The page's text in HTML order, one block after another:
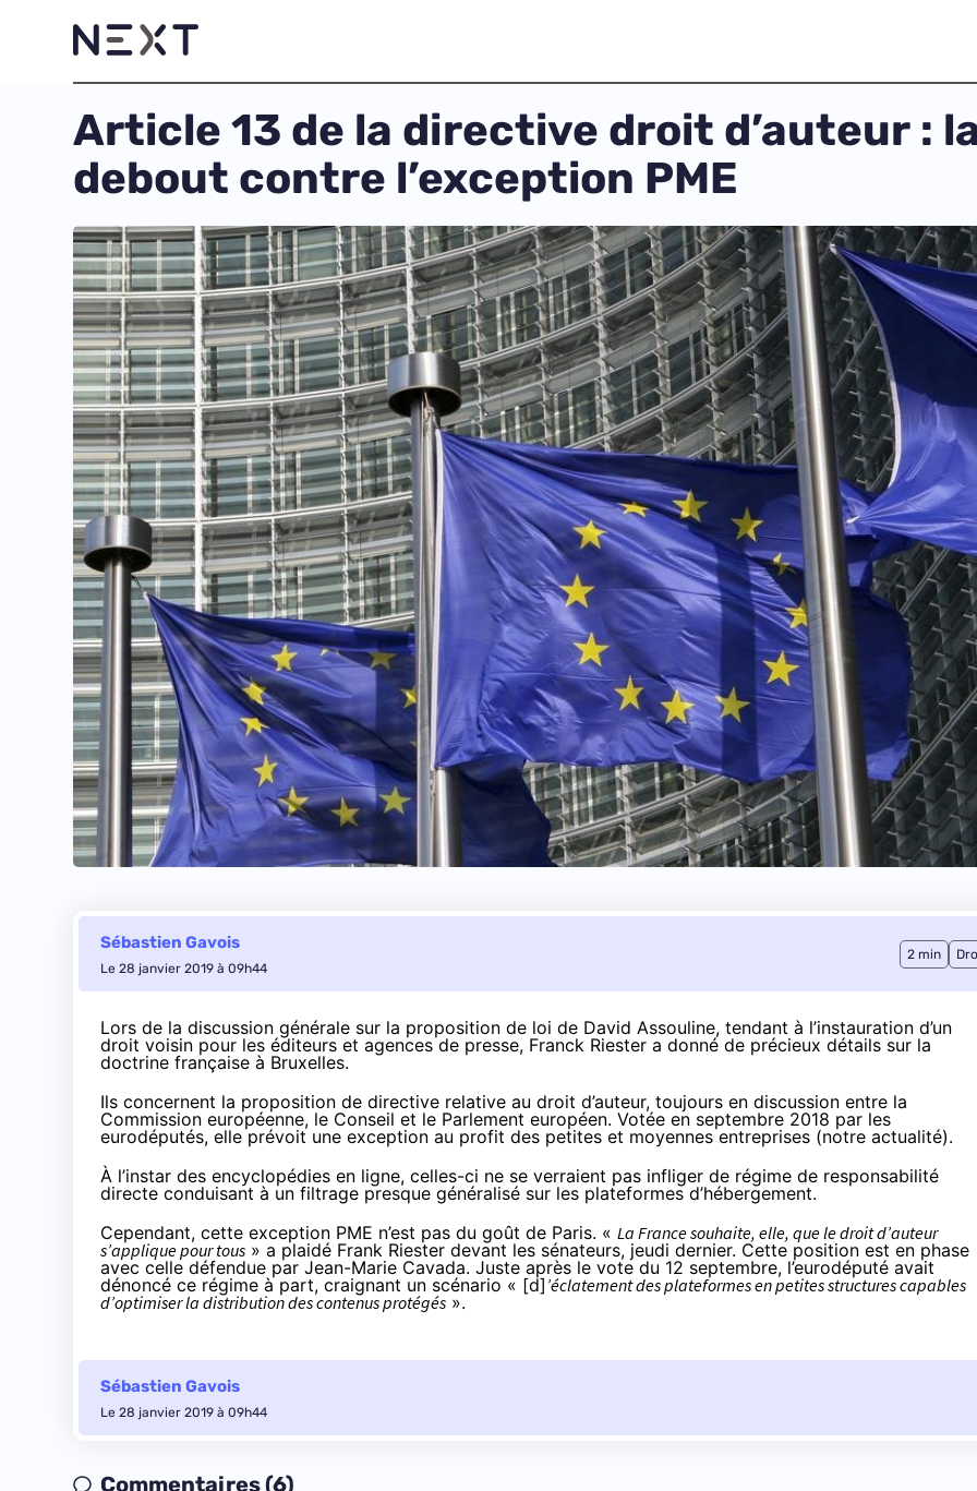
Article 13 de la directive droit d’auteur :
debout contre l’exception PME
Sébastien Gavois
Le 28 janvier 2019 à 09h44
2 min
Lors de la discussion générale sur la proposition de loi de David Assouline, tendant à l’instauration d’un
droit voisin pour les éditeurs et agences de presse, Franck Riester a donné de précieux détails sur la
doctrine française à Bruxelles.
Ils concernent la proposition de directive relative au droit d’auteur, toujours en discussion entre la
Commission européenne, le Conseil et le Parlement européen. Votée en septembre 2018 par les
eurodéputés, elle prévoit une exception au profit des petites et moyennes entreprises (notre actualité).
À l’instar des encyclopédies en ligne, celles-ci ne se verraient pas infliger de régime de responsabilité
directe conduisant à un filtrage presque généralisé sur les plateformes d’hébergement.
Cependant, cette exception PME n’est pas du goût de Paris. « La France souhaite, elle, que le droit d’auteur
s’applique pour tous » a plaidé Frank Riester devant les sénateurs, jeudi dernier. Cette position est en phase
avec celle défendue par Jean-Marie Cavada. Juste après le vote du 12 septembre, l’eurodéputé avait
dénoncé ce régime à part, craignant un scénario « [d] ’éclatement des plateformes en petites structures capables
d’optimiser la distribution des contenus protégés ».
Sébastien Gavois
Le 28 janvier 2019 à 09h44
Commentaires (6)